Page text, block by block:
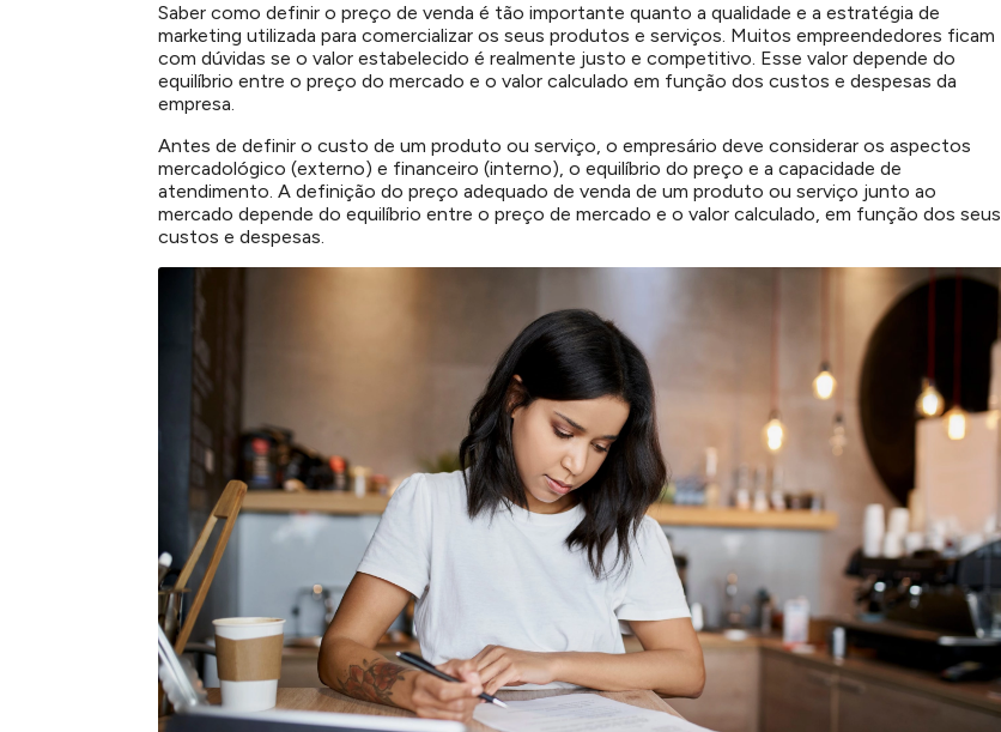
Saber como definir o preço de venda é tão importante quanto a qualidade e a estratégia de
marketing utilizada para comercializar os seus produtos e serviços. Muitos empreendedores ficam
com dúvidas se o valor estabelecido é realmente justo e competitivo. Esse valor depende do
equilíbrio entre o preço do mercado e o valor calculado em função dos custos e despesas da
empresa.
Antes de definir o custo de um produto ou serviço, o empresário deve considerar os aspectos
mercadológico (externo) e financeiro (interno), o equilíbrio do preço e a capacidade de
atendimento. A definição do preço adequado de venda de um produto ou serviço junto ao
mercado depende do equilíbrio entre o preço de mercado e o valor calculado, em função dos seus
custos e despesas.